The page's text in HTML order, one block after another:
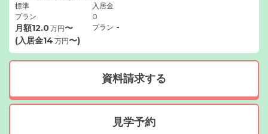
標準
プラン
月額12.0万円〜
(入居金14 万円〜)
入居金
0
プラン -
資料請求する
見学予約